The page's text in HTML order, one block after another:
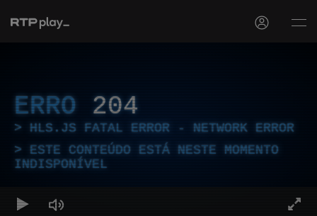
ERRO 204
HLS.JS FATAL ERROR - NETWORK ERROR
ESTE CONTEÚDO ESTÁ NESTE MOMENTO
INDISPONÍVEL